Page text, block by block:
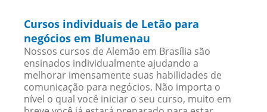
Cursos individuais de Letão para
negócios em Blumenau
Nossos cursos de Alemão em Brasília são
ensinados individualmente ajudando a
melhorar imensamente suas habilidades de
comunicação para negócios. Não importa o
nível o qual você iniciar o seu curso, muito em